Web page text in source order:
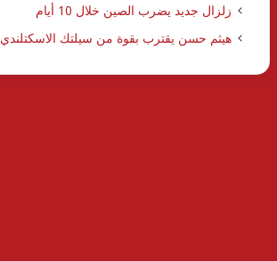
زلزال جديد يضرب الصين خلال 10 أيام
هيثم حسن يقترب بقوة من سيلتك الاسكتلندي